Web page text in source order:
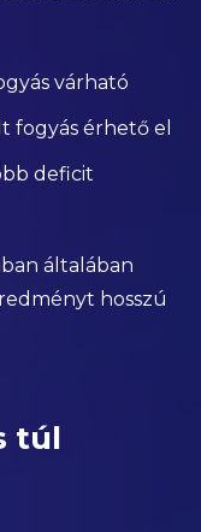
várható
fogyás érhető el
deficit
általában
hosszú
túl